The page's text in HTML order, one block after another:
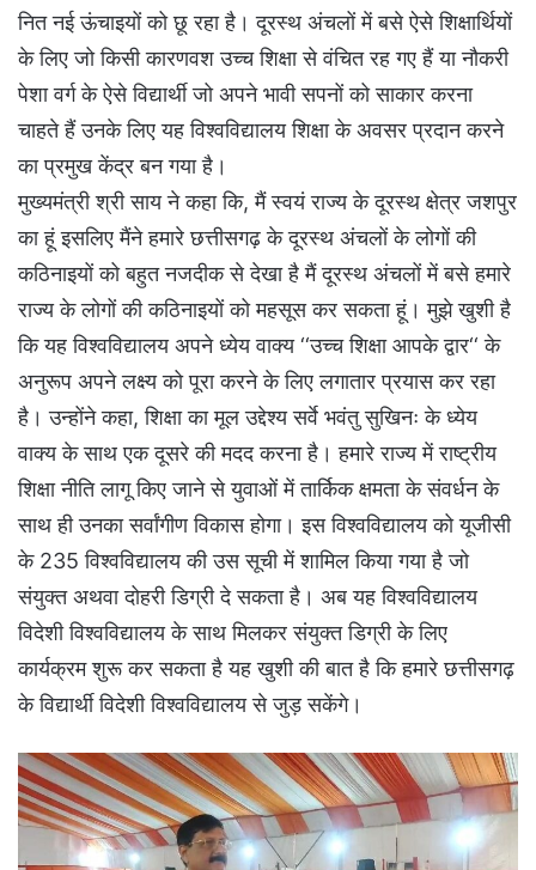
नित नई ऊंचाइयों को छू रहा है। दूरस्थ अंचलों में बसे ऐसे शिक्षार्थियों
के लिए जो किसी कारणवश उच्च शिक्षा से वंचित रह गए हैं या नौकरी
पेशा वर्ग के ऐसे विद्यार्थी जो अपने भावी सपनों को साकार करना
चाहते हैं उनके लिए यह विश्वविद्यालय शिक्षा के अवसर प्रदान करने
का प्रमुख केंद्र बन गया है।
मुख्यमंत्री श्री साय ने कहा कि, मैं स्वयं राज्य के दूरस्थ क्षेत्र जशपुर
का हूं इसलिए मैंने हमारे छत्तीसगढ़ के दूरस्थ अंचलों के लोगों की
कठिनाइयों को बहुत नजदीक से देखा है मैं दूरस्थ अंचलों में बसे हमारे
राज्य के लोगों की कठिनाइयों को महसूस कर सकता हूं। मुझे खुशी है
कि यह विश्वविद्यालय अपने ध्येय वाक्य ‘‘उच्च शिक्षा आपके द्वार‘‘ के
अनुरूप अपने लक्ष्य को पूरा करने के लिए लगातार प्रयास कर रहा
है। उन्होंने कहा, शिक्षा का मूल उद्देश्य सर्वे भवंतु सुखिनः के ध्येय
वाक्य के साथ एक दूसरे की मदद करना है। हमारे राज्य में राष्ट्रीय
शिक्षा नीति लागू किए जाने से युवाओं में तार्किक क्षमता के संवर्धन के
साथ ही उनका सर्वांगीण विकास होगा। इस विश्वविद्यालय को यूजीसी
के 235 विश्वविद्यालय की उस सूची में शामिल किया गया है जो
संयुक्त अथवा दोहरी डिग्री दे सकता है। अब यह विश्वविद्यालय
विदेशी विश्वविद्यालय के साथ मिलकर संयुक्त डिग्री के लिए
कार्यक्रम शुरू कर सकता है यह खुशी की बात है कि हमारे छत्तीसगढ़
के विद्यार्थी विदेशी विश्वविद्यालय से जुड़ सकेंगे।